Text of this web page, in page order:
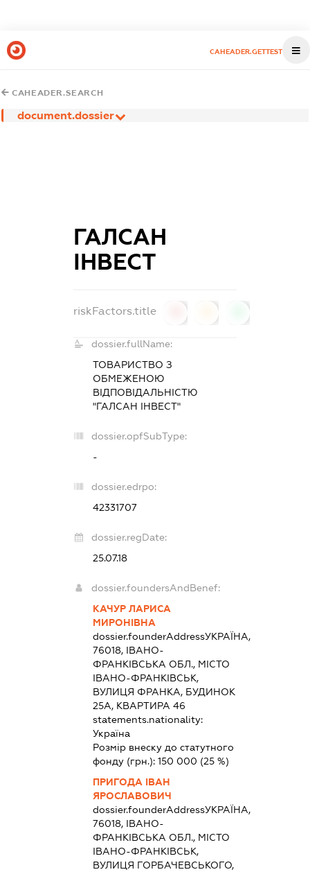
CAHEADER.GETTEST
CAHEADER.SEARCH
document.dossier
ГАЛСАН
ІНВЕСТ
riskFactors.title
dossier.fullName:
ТОВАРИСТВО З
ОБМЕЖЕНОЮ
ВІДПОВІДАЛЬНІСТЮ
"ГАЛСАН ІНВЕСТ"
dossier.opfSubType:
-
dossier.edrpo:
42331707
dossier.regDate:
25.07.18
dossier.foundersAndBenef:
КАЧУР ЛАРИСА
МИРОНІВНА
dossier.founderAddressУКРАЇНА,
76018, ІВАНО-
ФРАНКІВСЬКА ОБЛ., МІСТО
ІВАНО-ФРАНКІВСЬК,
ВУЛИЦЯ ФРАНКА, БУДИНОК
25А, КВАРТИРА 46
statements.nationality:
Україна
Розмір внеску до статутного
фонду (грн.):150 000 (25 %)
ПРИГОДА ІВАН
ЯРОСЛАВОВИЧ
dossier.founderAddressУКРАЇНА,
76018, ІВАНО-
ФРАНКІВСЬКА ОБЛ., МІСТО
ІВАНО-ФРАНКІВСЬК,
ВУЛИЦЯ ГОРБАЧЕВСЬКОГО,